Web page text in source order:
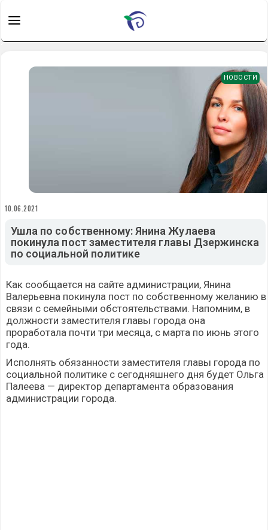
НОВОСТИ
10.06.2021
Ушла по собственному: Янина Жулаева
покинула пост заместителя главы Дзержинска
по социальной политике
Как сообщается на сайте администрации, Янина
Валерьевна покинула пост по собственному желанию в
связи с семейными обстоятельствами. Напомним, в
должности заместителя главы города она
проработала почти три месяца, с марта по июнь этого
года.
Исполнять обязанности заместителя главы города по
социальной политике с сегодняшнего дня будет Ольга
Палеева — директор департамента образования
администрации города.